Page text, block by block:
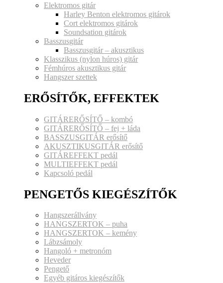
Elektromos gitár
Harley Benton elektromos gitárok
Cort elektromos gitárok
Soundsation gitárok
Basszusgitár
Basszusgitár – akusztikus
Klasszikus (nylon húros) gitár
Fémhúros akusztikus gitár
Hangszer szettek
ERŐSÍTŐK, EFFEKTEK
GITÁRERŐSÍTŐ – kombó
GITÁRERŐSÍTŐ – fej + láda
BASSZUSGITÁR erősítő
AKUSZTIKUSGITÁR erősítő
GITÁREFFEKT pedál
MULTIEFFEKT pedál
Kapcsoló pedál
PENGETŐS KIEGÉSZÍTŐK
Hangszerállvány
HANGSZERTOK – puha
HANGSZERTOK – kemény
Lábzsámoly
Hangoló + metronóm
Heveder
Pengető
Egyéb gitáros kiegészítők